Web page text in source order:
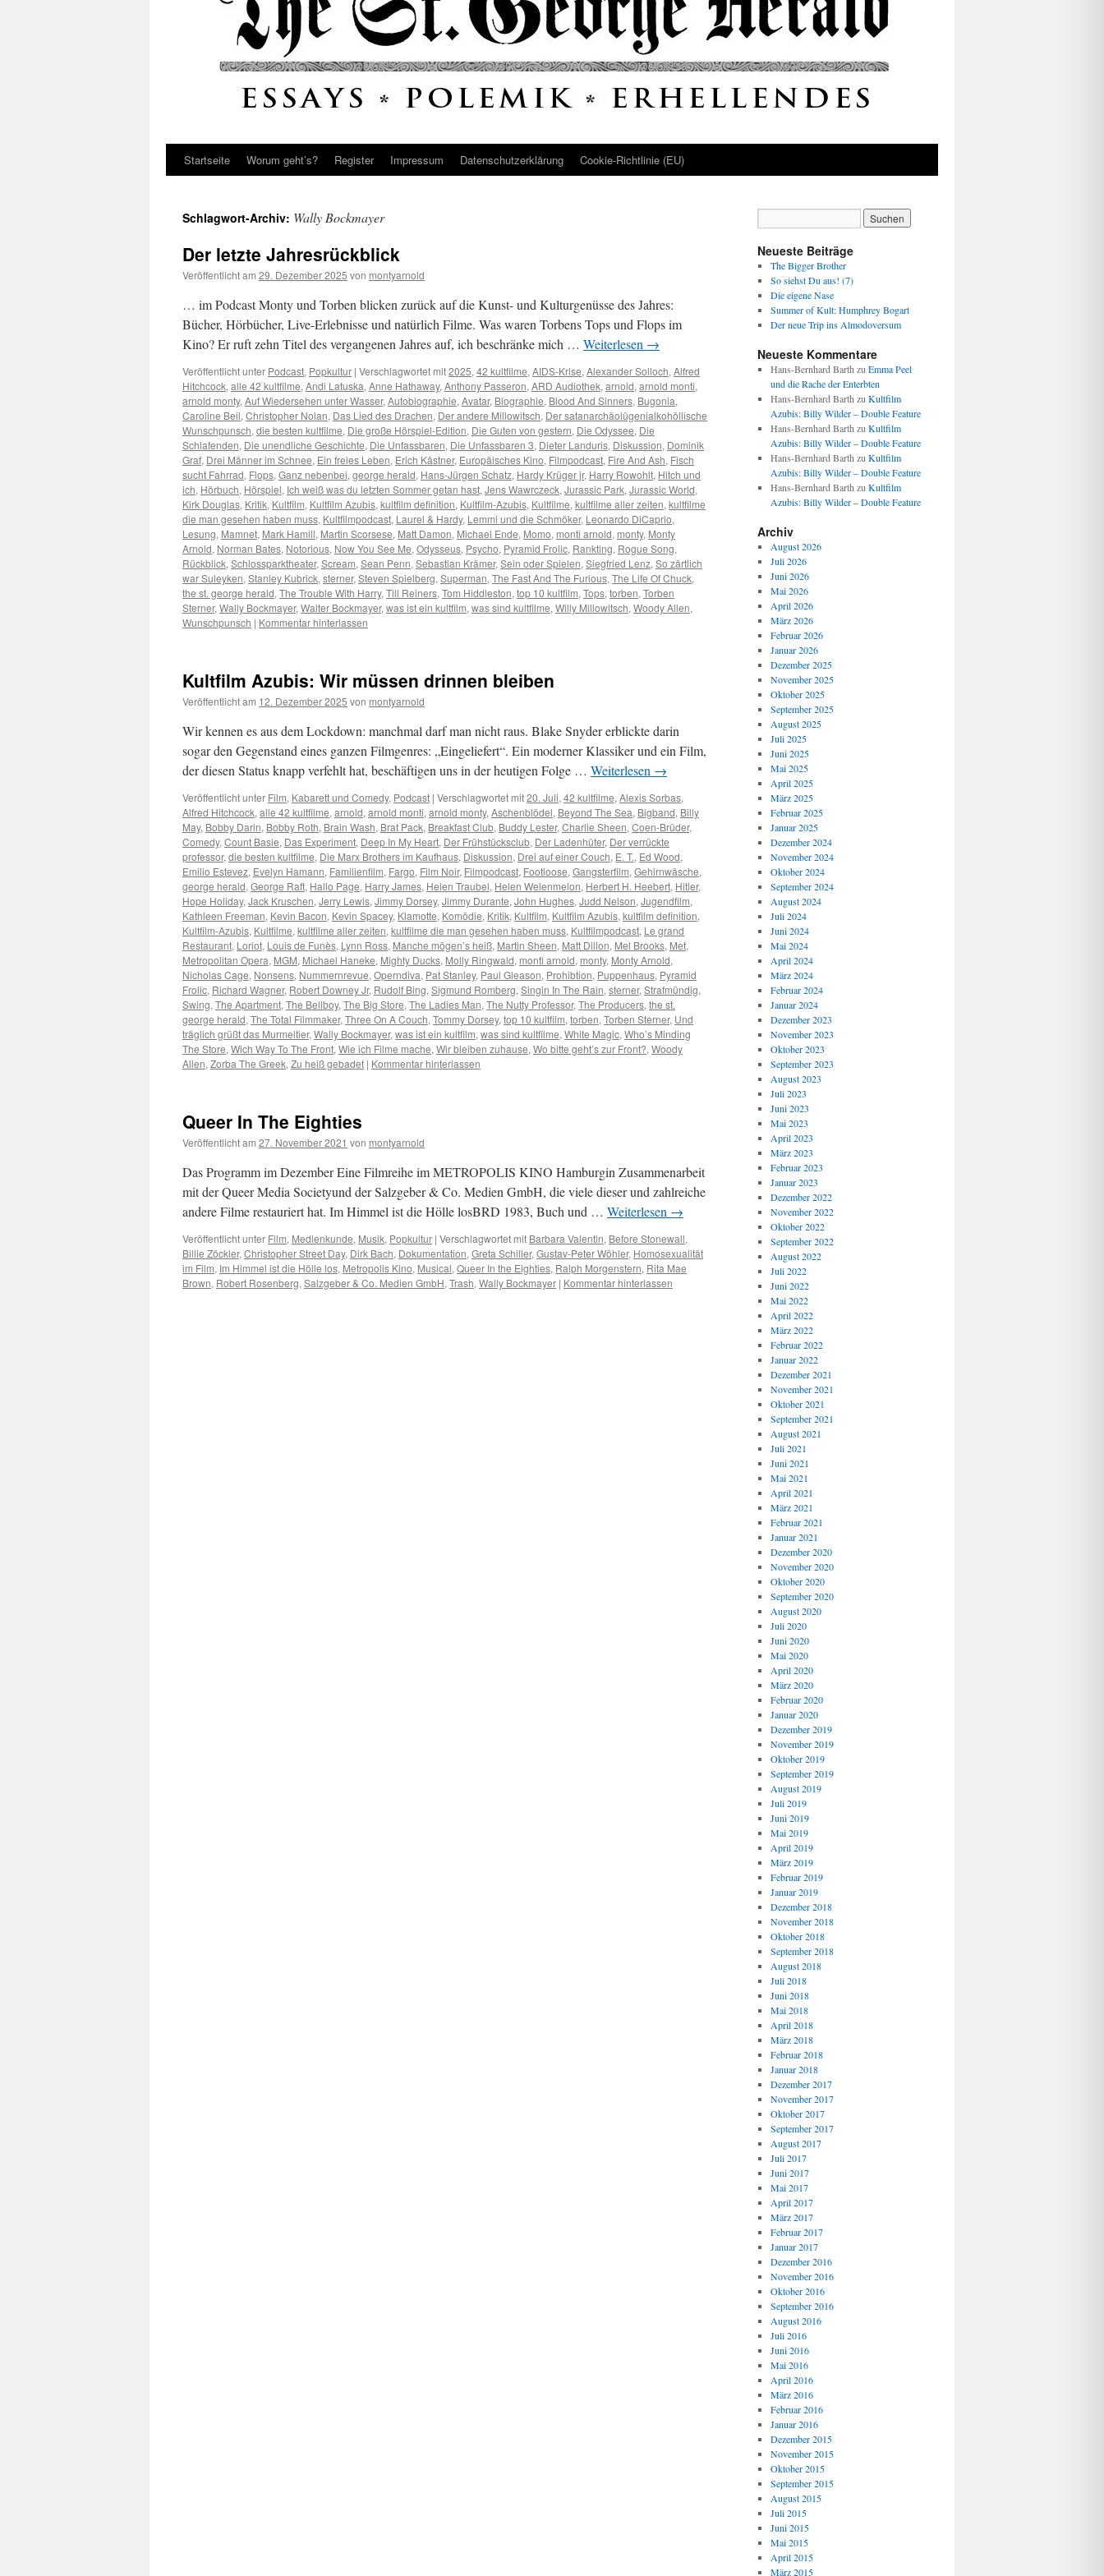
Startseite Worum geht’s? Register Impressum Datenschutz­erklärung Cookie-Richtlinie (EU)
Schlagwort-Archiv: Wally Bockmayer
Der letzte Jahresrückblick
Veröffentlicht am 29. Dezember 2025 von montyarnold
… im Podcast Monty und Torben blicken zurück auf die Kunst- und Kulturgenüsse des Jahres:
Bücher, Hörbücher, Live-Erlebnisse und natürlich Filme. Was waren Torbens Tops und Flops im
Kino? Er ruft zehn Titel des vergangenen Jahres auf, ich beschränke mich … Weiterlesen →
Veröffentlicht unter Podcast, Popkultur | Verschlagwortet mit2025, 42 kultfilme, AIDS-Krise, Alexander Solloch, Alfred
Hitchcock, alle 42 kultfilme, Andi Latuska, Anne Hathaway, Anthony Passeron, ARD Audiothek, arnold, arnold monti,
arnold monty, Auf Wiedersehen unter Wasser, Autobiographie, Avatar, Biographie, Blood And Sinners, Bugonia,
Caroline Beil, Christopher Nolan, Das Lied des Drachen, Der andere Millowitsch, Der satanarchäolügenialkohöllische
Wunschpunsch, die besten kultfilme, Die große Hörspiel-Edition, Die Guten von gestern, Die Odyssee, Die
Schlafenden, Die unendliche Geschichte, Die Unfassbaren, Die Unfassbaren 3, Dieter Landuris, Diskussion, Dominik
Graf, Drei Männer im Schnee, Ein freies Leben, Erich Kästner, Europäisches Kino, Filmpodcast, Fire And Ash, Fisch
sucht Fahrrad, Flops, Ganz nebenbei, george herald, Hans-Jürgen Schatz, Hardy Krüger jr, Harry Rowohlt, Hitch und
ich, Hörbuch, Hörspiel, Ich weiß was du letzten Sommer getan hast, Jens Wawrczeck, Jurassic Park, Jurassic World,
Kirk Douglas, Kritik, Kultfilm, Kultfilm Azubis, kultfilm definition, Kultfilm-Azubis, Kultfilme, kultfilme aller zeiten, kultfilme
die man gesehen haben muss, Kultfilmpodcast, Laurel & Hardy, Lemmi und die Schmöker, Leonardo DiCaprio,
Lesung, Mamnet, Mark Hamill, Martin Scorsese, Matt Damon, Michael Ende, Momo, monti arnold, monty, Monty
Arnold, Norman Bates, Notorious, Now You See Me, Odysseus, Psycho, Pyramid Frolic, Rankting, Rogue Song,
Rückblick, Schlossparktheater, Scream, Sean Penn, Sebastian Krämer, Sein oder Spielen, Siegfried Lenz, So zärtlich
war Suleyken, Stanley Kubrick, sterner, Steven Spielberg, Superman, The Fast And The Furious, The Life Of Chuck,
the st. george herald, The Trouble With Harry, Till Reiners, Tom Hiddleston, top 10 kultfilm, Tops, torben, Torben
Sterner, Wally Bockmayer, Walter Bockmayer, was ist ein kultfilm, was sind kultfilme, Willy Millowitsch, Woody Allen,
Wunschpunsch | Kommentar hinterlassen
Kultfilm Azubis: Wir müssen drinnen bleiben
Veröffentlicht am 12. Dezember 2025 von montyarnold
Wir kennen es aus dem Lockdown: manchmal darf man nicht raus. Blake Snyder erblickte darin
sogar den Gegenstand eines ganzen Filmgenres: „Eingeliefert“. Ein moderner Klassiker und ein Film,
der diesen Status knapp verfehlt hat, beschäftigen uns in der heutigen Folge … Weiterlesen →
Veröffentlicht unter Film, Kabarett und Comedy, Podcast | Verschlagwortet mit20. Juli, 42 kultfilme, Alexis Sorbas,
Alfred Hitchcock, alle 42 kultfilme, arnold, arnold monti, arnold monty, Aschenblödel, Beyond The Sea, Bigband, Billy
May, Bobby Darin, Bobby Roth, Brain Wash, Brat Pack, Breakfast Club, Buddy Lester, Charlie Sheen, Coen-Brüder,
Comedy, Count Basie, Das Experiment, Deep In My Heart, Der Frühstücksclub, Der Ladenhüter, Der verrückte
professor, die besten kultfilme, Die Marx Brothers im Kaufhaus, Diskussion, Drei auf einer Couch, E. T., Ed Wood,
Emilio Estevez, Evelyn Hamann, Familienfilm, Fargo, Film Noir, Filmpodcast, Footloose, Gangsterfilm, Gehirnwäsche,
george herald, George Raft, Hallo Page, Harry James, Helen Traubel, Helen Welenmelon, Herbert H. Heebert, Hitler,
Hope Holiday, Jack Kruschen, Jerry Lewis, Jimmy Dorsey, Jimmy Durante, John Hughes, Judd Nelson, Jugendfilm,
Kathleen Freeman, Kevin Bacon, Kevin Spacey, Klamotte, Komödie, Kritik, Kultfilm, Kultfilm Azubis, kultfilm definition,
Kultfilm-Azubis, Kultfilme, kultfilme aller zeiten, kultfilme die man gesehen haben muss, Kultfilmpodcast, Le grand
Restaurant, Loriot, Louis de Funès, Lynn Ross, Manche mögen’s heiß, Martin Sheen, Matt Dillon, Mel Brooks, Met,
Metropolitan Opera, MGM, Michael Haneke, Mighty Ducks, Molly Ringwald, monti arnold, monty, Monty Arnold,
Nicholas Cage, Nonsens, Nummernrevue, Operndiva, Pat Stanley, Paul Gleason, Prohibtion, Puppenhaus, Pyramid
Frolic, Richard Wagner, Robert Downey Jr, Rudolf Bing, Sigmund Romberg, Singin In The Rain, sterner, Strafmündig,
Swing, The Apartment, The Bellboy, The Big Store, The Ladies Man, The Nutty Professor, The Producers, the st.
george herald, The Total Filmmaker, Three On A Couch, Tommy Dorsey, top 10 kultfilm, torben, Torben Sterner, Und
träglich grüßt das Murmeltier, Wally Bockmayer, was ist ein kultfilm, was sind kultfilme, White Magic, Who’s Minding
The Store, Wich Way To The Front, Wie ich Filme mache, Wir bleiben zuhause, Wo bitte geht’s zur Front?, Woody
Allen, Zorba The Greek, Zu heiß gebadet | Kommentar hinterlassen
Queer In The Eighties
Veröffentlicht am 27. November 2021 von montyarnold
Das Programm im Dezember Eine Filmreihe im METROPOLIS KINO Hamburgin Zusammenarbeit
mit der Queer Media Societyund der Salzgeber & Co. Medien GmbH, die viele dieser und zahlreiche
andere Filme restauriert hat. Im Himmel ist die Hölle losBRD 1983, Buch und … Weiterlesen →
Veröffentlicht unter Film, Medienkunde, Musik, Popkultur | Verschlagwortet mit Barbara Valentin, Before Stonewall,
Billie Zöckler, Christopher Street Day, Dirk Bach, Dokumentation, Greta Schiller, Gustav-Peter Wöhler, Homosexualität
im Film, Im Himmel ist die Hölle los, Metropolis Kino, Musical, Queer In the Eighties, Ralph Morgenstern, Rita Mae
Brown, Robert Rosenberg, Salzgeber & Co. Medien GmbH, Trash, Wally Bockmayer | Kommentar hinterlassen
Neueste Beiträge
The Bigger Brother
So siehst Du aus! (7)
Die eigene Nase
Summer of Kult: Humphrey Bogart
Der neue Trip ins Almodoversum
Neueste Kommentare
Hans-Bernhard Barth zu Emma Peel
und die Rache der Enterbten
Hans-Bernhard Barth zu Kultfilm
Azubis: Billy Wilder – Double Feature
Hans-Bernhard Barth zu Kultfilm
Azubis: Billy Wilder – Double Feature
Hans-Bernhard Barth zu Kultfilm
Azubis: Billy Wilder – Double Feature
Hans-Bernhard Barth zu Kultfilm
Azubis: Billy Wilder – Double Feature
Archiv
August 2026
Juli 2026
Juni 2026
Mai 2026
April 2026
März 2026
Februar 2026
Januar 2026
Dezember 2025
November 2025
Oktober 2025
September 2025
August 2025
Juli 2025
Juni 2025
Mai 2025
April 2025
März 2025
Februar 2025
Januar 2025
Dezember 2024
November 2024
Oktober 2024
September 2024
August 2024
Juli 2024
Juni 2024
Mai 2024
April 2024
März 2024
Februar 2024
Januar 2024
Dezember 2023
November 2023
Oktober 2023
September 2023
August 2023
Juli 2023
Juni 2023
Mai 2023
April 2023
März 2023
Februar 2023
Januar 2023
Dezember 2022
November 2022
Oktober 2022
September 2022
August 2022
Juli 2022
Juni 2022
Mai 2022
April 2022
März 2022
Februar 2022
Januar 2022
Dezember 2021
November 2021
Oktober 2021
September 2021
August 2021
Juli 2021
Juni 2021
Mai 2021
April 2021
März 2021
Februar 2021
Januar 2021
Dezember 2020
November 2020
Oktober 2020
September 2020
August 2020
Juli 2020
Juni 2020
Mai 2020
April 2020
März 2020
Februar 2020
Januar 2020
Dezember 2019
November 2019
Oktober 2019
September 2019
August 2019
Juli 2019
Juni 2019
Mai 2019
April 2019
März 2019
Februar 2019
Januar 2019
Dezember 2018
November 2018
Oktober 2018
September 2018
August 2018
Juli 2018
Juni 2018
Mai 2018
April 2018
März 2018
Februar 2018
Januar 2018
Dezember 2017
November 2017
Oktober 2017
September 2017
August 2017
Juli 2017
Juni 2017
Mai 2017
April 2017
März 2017
Februar 2017
Januar 2017
Dezember 2016
November 2016
Oktober 2016
September 2016
August 2016
Juli 2016
Juni 2016
Mai 2016
April 2016
März 2016
Februar 2016
Januar 2016
Dezember 2015
November 2015
Oktober 2015
September 2015
August 2015
Juli 2015
Juni 2015
Mai 2015
April 2015
März 2015